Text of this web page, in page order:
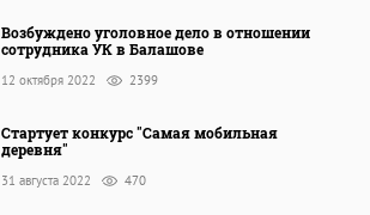
Возбуждено уголовное дело в отношении
сотрудника УК в Балашове
12 октября 2022 2399
Стартует конкурс "Самая мобильная
деревня"
31 августа 2022 470